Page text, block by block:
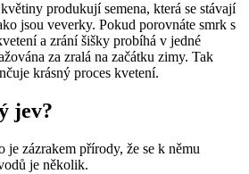
produkují semena, která se stávají
jsou veverky. Pokud porovnáte smrk s
a zrání šišky probíhá v jedné
za zralá na začátku zimy. Tak
krásný proces kvetení.
jev?
je zázrakem přírody, že se k němu
je několik.